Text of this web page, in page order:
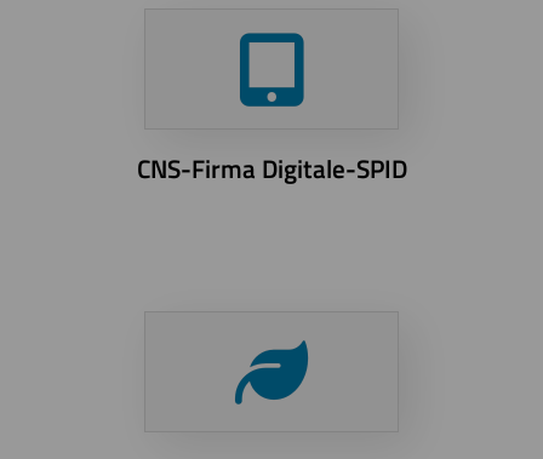
CNS-Firma Digitale-SPID